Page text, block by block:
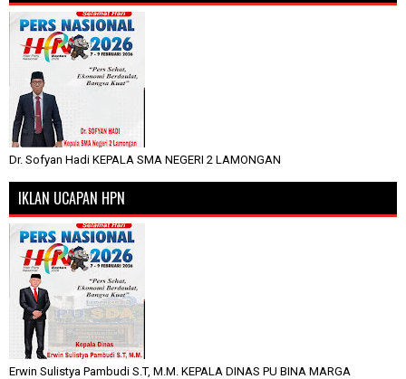
Dr. Sofyan Hadi KEPALA SMA NEGERI 2 LAMONGAN
IKLAN UCAPAN HPN
Erwin Sulistya Pambudi S.T, M.M. KEPALA DINAS PU BINA MARGA